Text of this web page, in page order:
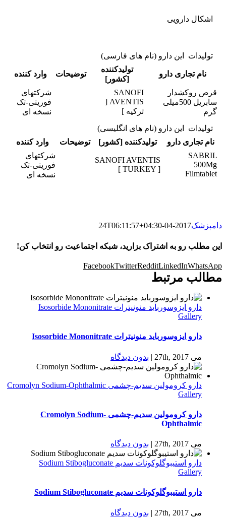
اشکال دارویی
تولیدات این دارو (نام های فارسی)
نام تجاری دارو
تولیدکننده
[کشور]
توضیحات وارد کننده
قرص روکشدار
سابریل 500میلی
گرم
SANOFI
AVENTIS [
ترکیه ]
شرکتهای
فوریتی-تک
نسخه ای
تولیدات این دارو (نام های انگلیسی)
نام تجاری دارو
تولیدکننده [کشور] توضیحات
وارد کننده
SABRIL
500Mg
Filmtablet
SANOFI AVENTIS
[ TURKEY ]
شرکتهای
فوریتی-تک
نسخه ای
دامپزشک2017-04-24T06:11:57+04:30
این مطلب رو به اشتراک بزارید، شبکه اجتماعیت رو انتخاب کن!
FacebookTwitterRedditLinkedInWhatsApp
مطالب مرتبط
دارو ایزوسورباید منونیترات Isosorbide Mononitrate
Gallery
دارو ایزوسورباید منونیترات Isosorbide Mononitrate
می 27th, 2017 | بدون ديدگاه
دارو كرومولين سدیم-چشمی Cromolyn Sodium-Ophthalmic
Gallery
دارو كرومولين سدیم-چشمی Cromolyn Sodium-
Ophthalmic
می 27th, 2017 | بدون ديدگاه
دارو استیبوگلوکونات سدیم Sodium Stibogluconate
Gallery
دارو استیبوگلوکونات سدیم Sodium Stibogluconate
می 27th, 2017 | بدون ديدگاه